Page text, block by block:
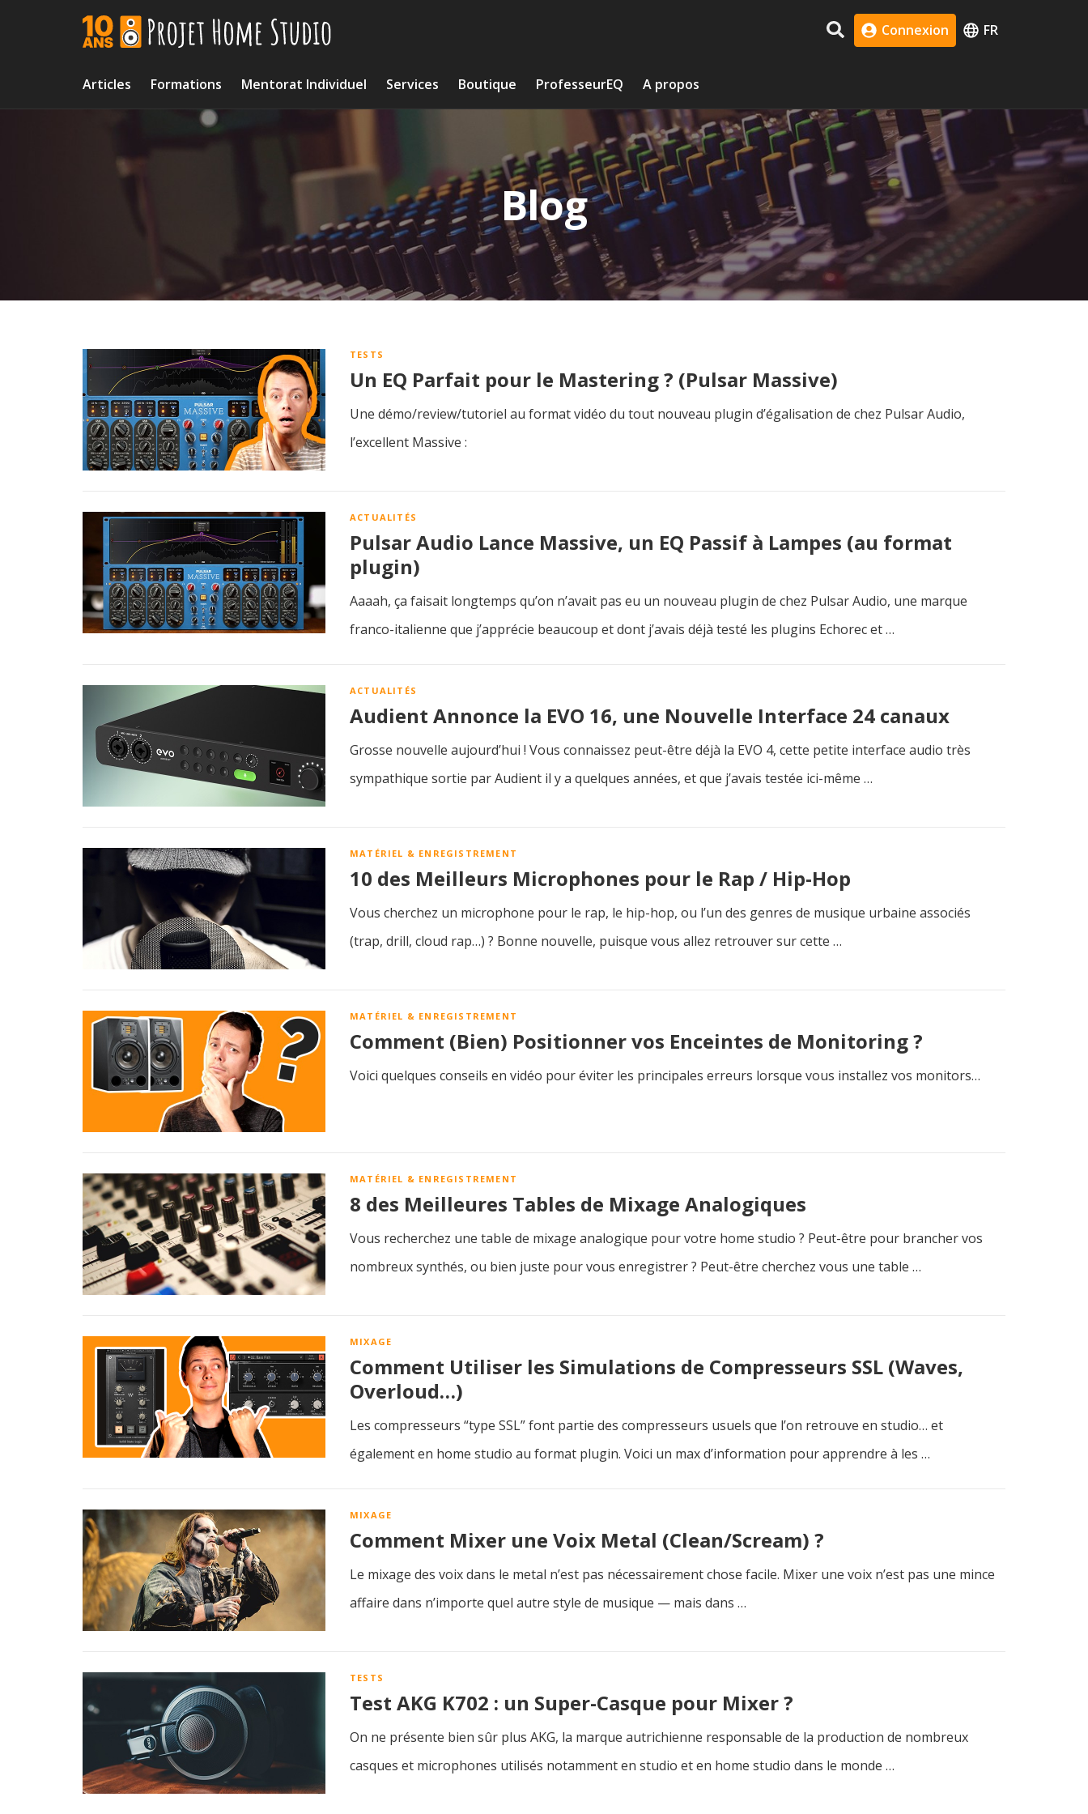
Connexion FR
Articles Formations Mentorat Individuel Services Boutique ProfesseurEQ A propos
Blog
TESTS
Un EQ Parfait pour le Mastering ? (Pulsar Massive)
Une démo/review/tutoriel au format vidéo du tout nouveau plugin d’égalisation de chez Pulsar Audio,
l’excellent Massive :
ACTUALITÉS
Pulsar Audio Lance Massive, un EQ Passif à Lampes (au format
plugin)
Aaaah, ça faisait longtemps qu’on n’avait pas eu un nouveau plugin de chez Pulsar Audio, une marque
franco-italienne que j’apprécie beaucoup et dont j’avais déjà testé les plugins Echorec et …
ACTUALITÉS
Audient Annonce la EVO 16, une Nouvelle Interface 24 canaux
Grosse nouvelle aujourd’hui ! Vous connaissez peut-être déjà la EVO 4, cette petite interface audio très
sympathique sortie par Audient il y a quelques années, et que j’avais testée ici-même …
MATÉRIEL & ENREGISTREMENT
10 des Meilleurs Microphones pour le Rap / Hip-Hop
Vous cherchez un microphone pour le rap, le hip-hop, ou l’un des genres de musique urbaine associés
(trap, drill, cloud rap…) ? Bonne nouvelle, puisque vous allez retrouver sur cette …
MATÉRIEL & ENREGISTREMENT
Comment (Bien) Positionner vos Enceintes de Monitoring ?
Voici quelques conseils en vidéo pour éviter les principales erreurs lorsque vous installez vos monitors…
MATÉRIEL & ENREGISTREMENT
8 des Meilleures Tables de Mixage Analogiques
Vous recherchez une table de mixage analogique pour votre home studio ? Peut-être pour brancher vos
nombreux synthés, ou bien juste pour vous enregistrer ? Peut-être cherchez vous une table …
MIXAGE
Comment Utiliser les Simulations de Compresseurs SSL (Waves,
Overloud…)
Les compresseurs “type SSL” font partie des compresseurs usuels que l’on retrouve en studio… et
également en home studio au format plugin. Voici un max d’information pour apprendre à les …
MIXAGE
Comment Mixer une Voix Metal (Clean/Scream) ?
Le mixage des voix dans le metal n’est pas nécessairement chose facile. Mixer une voix n’est pas une mince
affaire dans n’importe quel autre style de musique — mais dans …
TESTS
Test AKG K702 : un Super-Casque pour Mixer ?
On ne présente bien sûr plus AKG, la marque autrichienne responsable de la production de nombreux
casques et microphones utilisés notamment en studio et en home studio dans le monde …